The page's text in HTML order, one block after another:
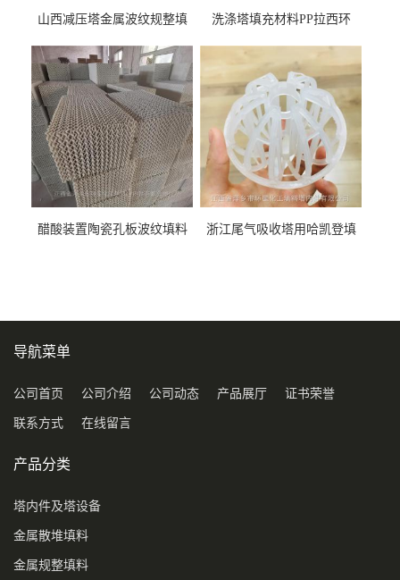
山西减压塔金属波纹规整填
料
洗涤塔填充材料PP拉西环
醋酸装置陶瓷孔板波纹填料
浙江尾气吸收塔用哈凯登填
导航菜单
公司首页 公司介绍 公司动态 产品展厅 证书荣誉
联系方式 在线留言
产品分类
塔内件及塔设备
金属散堆填料
金属规整填料